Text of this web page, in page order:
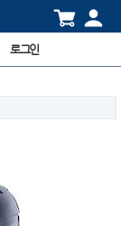
로그인